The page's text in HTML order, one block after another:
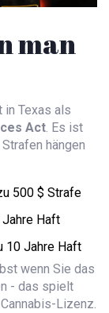
man
in Texas als
Act. Es ist
hängen
500 $ Strafe
Haft
10 Jahre Haft
wenn Sie das
- das spielt
Lizenz.